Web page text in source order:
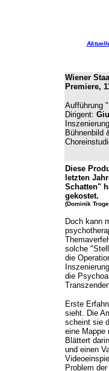
Wiener
Premiere,
Aufführung
Dirigent:
Bühnenbild
Diese
letzten
Schatten"
gekostet.
(Dominik
Doch kann
solche
die
die
Erste
sieht. Die
scheint sie
eine Mappe
Blättert
und einen
Problem